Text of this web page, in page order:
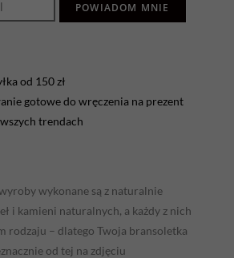
POWIADOM MNIE
od 150 zł
gotowe do wręczenia na prezent
trendach
wykonane są z naturalnie
i kamieni naturalnych, a każdy z nich
rodzaju – dlatego Twoja bransoletka
od tej na zdjęciu